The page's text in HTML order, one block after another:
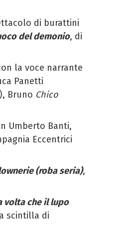
di burattini
del demonio, di
la voce narrante
Panetti
Bruno Chico
Umberto Banti,
Eccentrici
(roba seria),
volta che il lupo
scintilla di